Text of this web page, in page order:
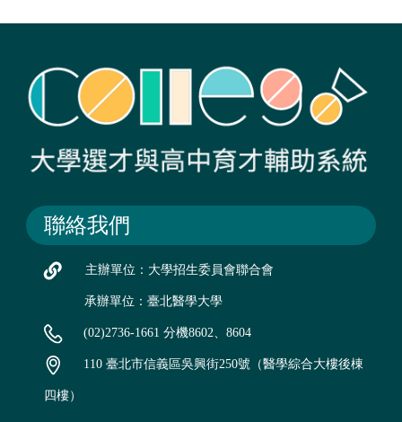
聯絡我們
主辦單位：大學招生委員會聯合會
承辦單位：臺北醫學大學
(02)2736-1661 分機8602、8604
110 臺北市信義區吳興街250號（醫學綜合大樓後棟
四樓）